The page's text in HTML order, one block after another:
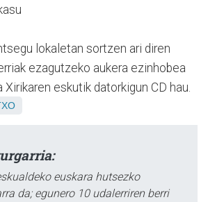
lokaletan sortzen ari diren
ezagutzeko aukera ezinhobea
eskutik datorkigun CD hau.
euskara hutsezko
da; egunero 10 udalerriren berri